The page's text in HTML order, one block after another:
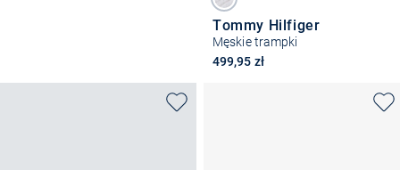
Tommy Hilfiger
Męskie trampki
499,95 zł